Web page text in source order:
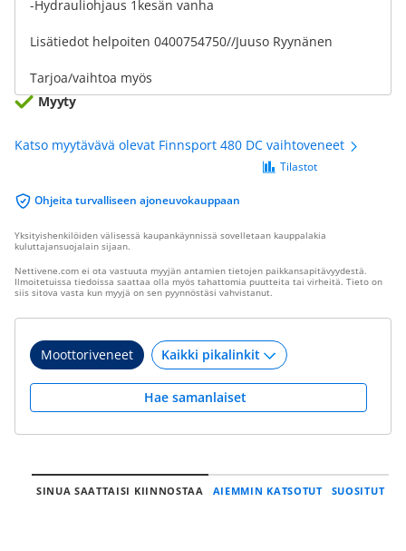
-Hydrauliohjaus 1kesän vanha
Lisätiedot helpoiten 0400754750//Juuso Ryynänen
Tarjoa/vaihtoa myös
Myyty
Katso myytävävä olevat Finnsport 480 DC vaihtoveneet
Ohjeita turvalliseen ajoneuvokauppaan
Tilastot
Yksityishenkilöiden välisessä kaupankäynnissä sovelletaan kauppalakia
kuluttajansuojalain sijaan.
Nettivene.com ei ota vastuuta myyjän antamien tietojen paikkansapitävyydestä.
Ilmoitetuissa tiedoissa saattaa olla myös tahattomia puutteita tai virheitä. Tieto on
siis sitova vasta kun myyjä on sen pyynnöstäsi vahvistanut.
Moottoriveneet
Hae samanlaiset
SINUA SAATTAISI KIINNOSTAA AIEMMIN KATSOTUT SUOSITUT